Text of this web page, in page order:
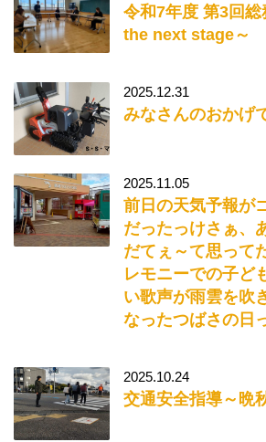
令和7年度 第3回
the next stage～
2025.12.31
みなさんのおかげ
2025.11.05
前日の天気予報が
だったっけさぁ、
だてぇ～て思って
レモニーでの子ど
い歌声が雨雲を吹
なったつばさの日
2025.10.24
交通安全指導～晩